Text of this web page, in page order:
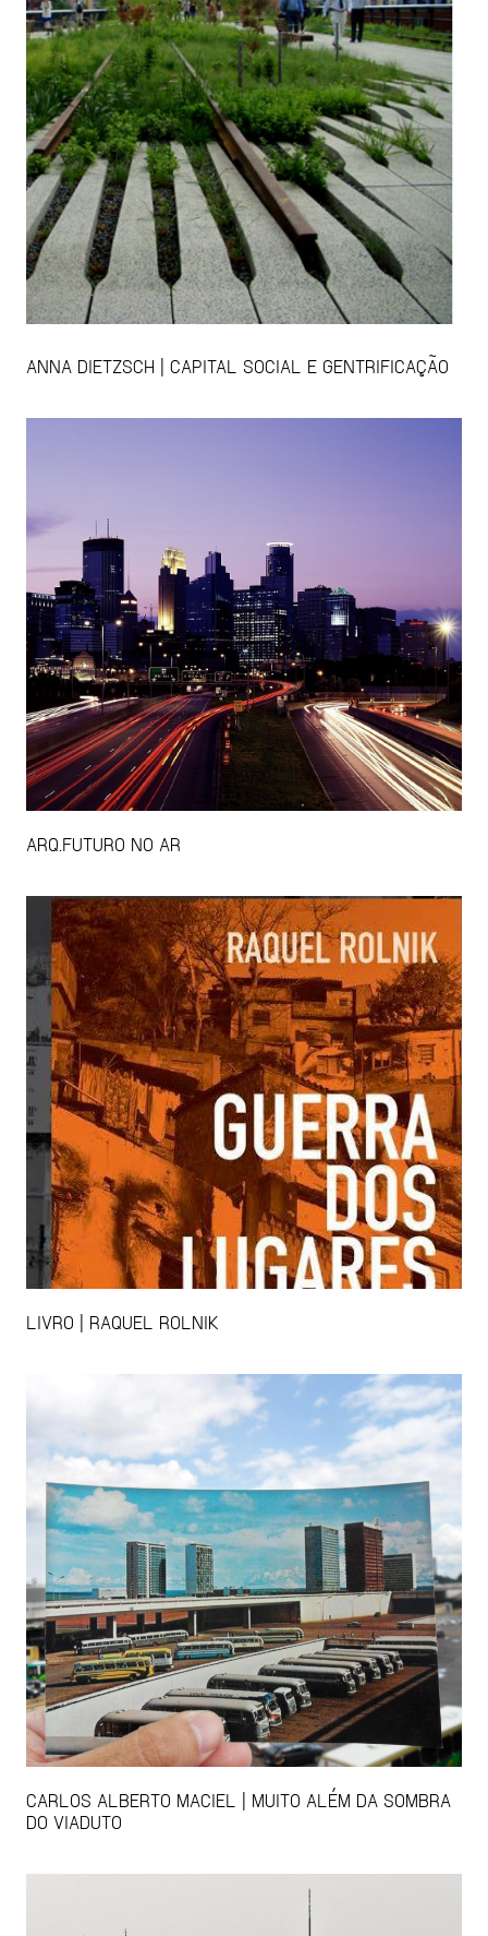
ANNA DIETZSCH | CAPITAL SOCIAL E GENTRIFICAÇÃO
ARQ.FUTURO NO AR
LIVRO | RAQUEL ROLNIK
CARLOS ALBERTO MACIEL | MUITO ALÉM DA SOMBRA
DO VIADUTO